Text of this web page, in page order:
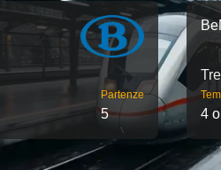
Partenze
5 4